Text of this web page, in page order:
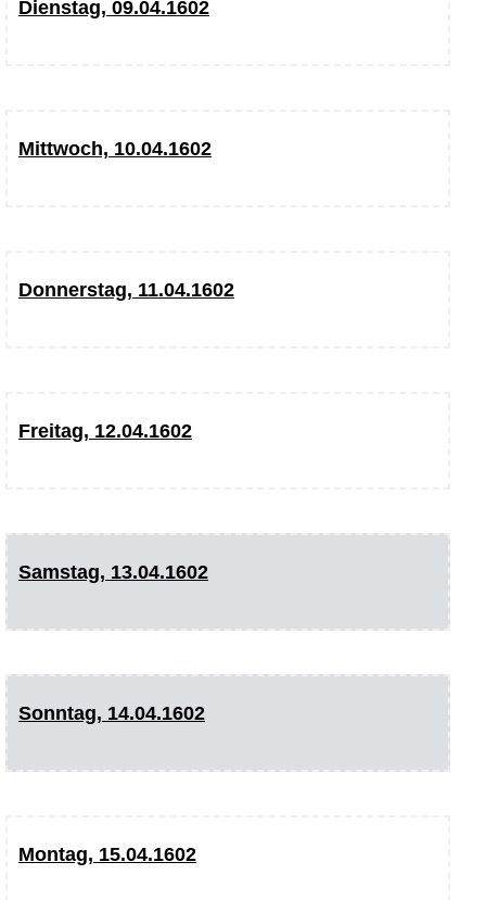
Dienstag, 09.04.1602
Mittwoch, 10.04.1602
Donnerstag, 11.04.1602
Freitag, 12.04.1602
Samstag, 13.04.1602
Sonntag, 14.04.1602
Montag, 15.04.1602